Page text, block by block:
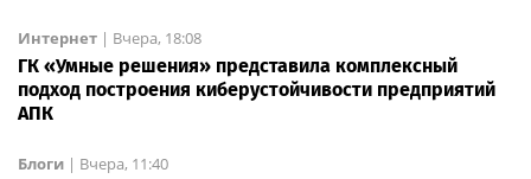
Интернет | Вчера, 18:08
ГК «Умные решения» представила комплексный
подход построения киберустойчивости предприятий
АПК
Блоги | Вчера, 11:40